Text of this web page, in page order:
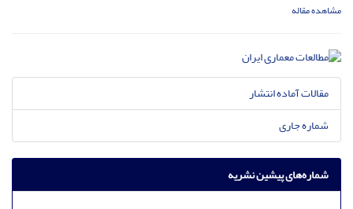
مشاهده مقاله
مقالات آماده انتشار
شماره جاری
شماره‌های پیشین نشریه